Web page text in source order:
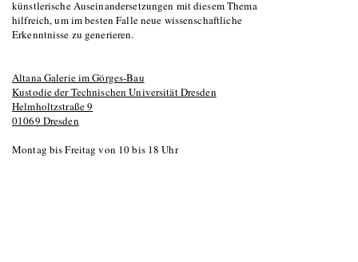
künstlerische Auseinandersetzungen mit diesem Thema
hilfreich, um im besten Falle neue wissenschaftliche
Erkenntnisse zu generieren.
Altana Galerie im Görges-Bau
Kustodie der Technischen Universität Dresden
Helmholtzstraße 9
01069 Dresden
Montag bis Freitag von 10 bis 18 Uhr